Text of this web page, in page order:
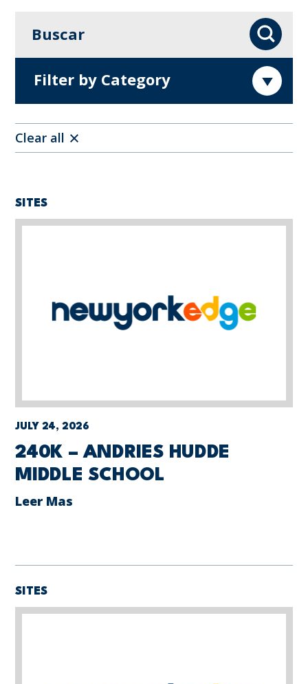
Filter by Category
Buscar Buscar
Clear all
SITES
JULY 24, 2026
240K – ANDRIES HUDDE
MIDDLE SCHOOL
Leer Mas
SITES